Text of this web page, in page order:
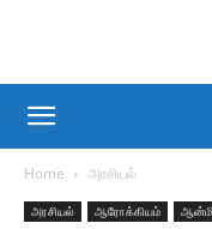
Home அரசியல்
அரசியல் ஆரோக்கியம்